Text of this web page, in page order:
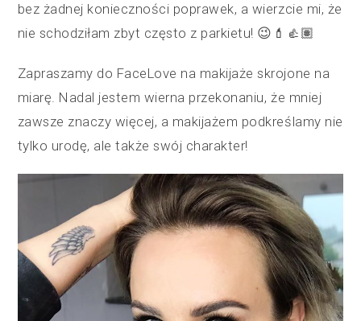
bez żadnej konieczności poprawek, a wierzcie mi, że
nie schodziłam zbyt często z parkietu! 😉💄👍🏽
Zapraszamy do FaceLove na makijaże skrojone na
miarę. Nadal jestem wierna przekonaniu, że mniej
zawsze znaczy więcej, a makijażem podkreślamy nie
tylko urodę, ale także swój charakter!